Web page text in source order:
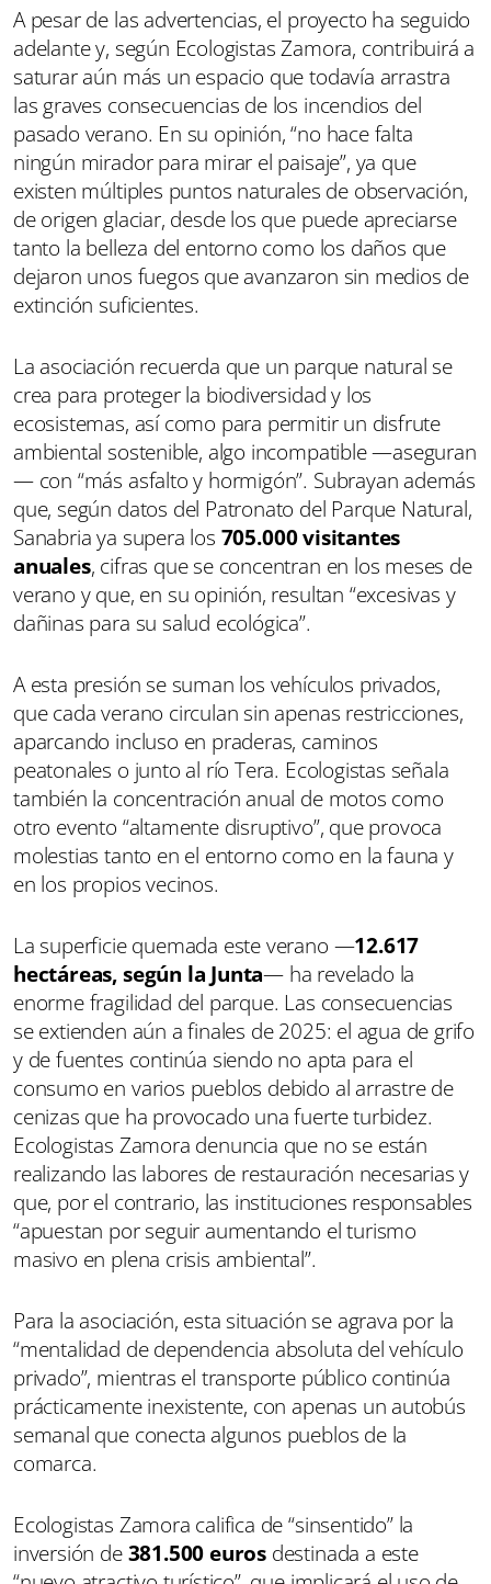
A pesar de las advertencias, el proyecto ha seguido
adelante y, según Ecologistas Zamora, contribuirá a
saturar aún más un espacio que todavía arrastra
las graves consecuencias de los incendios del
pasado verano. En su opinión, “no hace falta
ningún mirador para mirar el paisaje”, ya que
existen múltiples puntos naturales de observación,
de origen glaciar, desde los que puede apreciarse
tanto la belleza del entorno como los daños que
dejaron unos fuegos que avanzaron sin medios de
extinción suficientes.
La asociación recuerda que un parque natural se
crea para proteger la biodiversidad y los
ecosistemas, así como para permitir un disfrute
ambiental sostenible, algo incompatible —aseguran
— con “más asfalto y hormigón”. Subrayan además
que, según datos del Patronato del Parque Natural,
Sanabria ya supera los 705.000 visitantes
anuales, cifras que se concentran en los meses de
verano y que, en su opinión, resultan “excesivas y
dañinas para su salud ecológica”.
A esta presión se suman los vehículos privados,
que cada verano circulan sin apenas restricciones,
aparcando incluso en praderas, caminos
peatonales o junto al río Tera. Ecologistas señala
también la concentración anual de motos como
otro evento “altamente disruptivo”, que provoca
molestias tanto en el entorno como en la fauna y
en los propios vecinos.
La superficie quemada este verano —12.617
hectáreas, según la Junta— ha revelado la
enorme fragilidad del parque. Las consecuencias
se extienden aún a finales de 2025: el agua de grifo
y de fuentes continúa siendo no apta para el
consumo en varios pueblos debido al arrastre de
cenizas que ha provocado una fuerte turbidez.
Ecologistas Zamora denuncia que no se están
realizando las labores de restauración necesarias y
que, por el contrario, las instituciones responsables
“apuestan por seguir aumentando el turismo
masivo en plena crisis ambiental”.
Para la asociación, esta situación se agrava por la
“mentalidad de dependencia absoluta del vehículo
privado”, mientras el transporte público continúa
prácticamente inexistente, con apenas un autobús
semanal que conecta algunos pueblos de la
comarca.
Ecologistas Zamora califica de “sinsentido” la
inversión de381.500 euros destinada a este